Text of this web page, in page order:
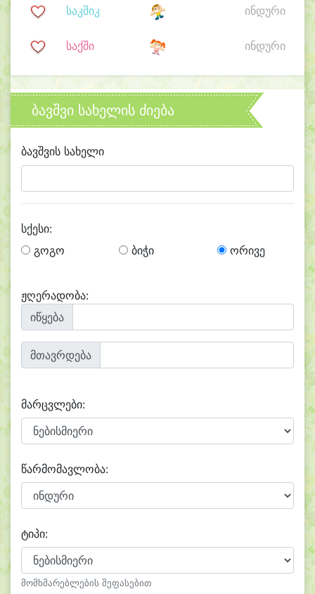
საკშიკ ინდური
საქში ინდური
ბავშვი სახელის ძიება
ბავშვის სახელი
სქესი:
გოგო
ბიჭი ორივე
ჟღერადობა:
იწყება
მთავრდება
მარცვლები:
წარმომავლობა:
ტიპი:
მომხმარებლების შეფასებით